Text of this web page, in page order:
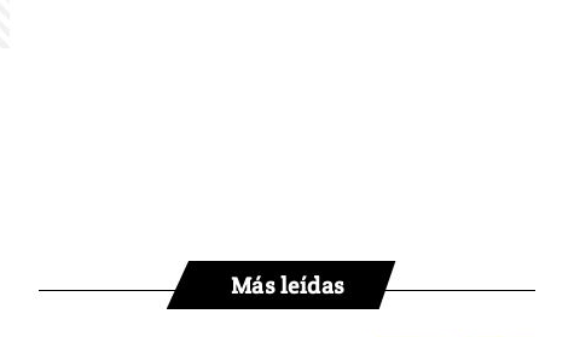
Más leídas